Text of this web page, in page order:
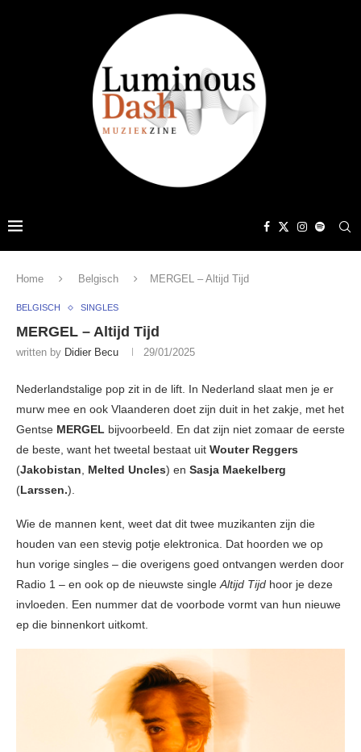
Home Belgisch MERGEL – Altijd Tijd
BELGISCH SINGLES
MERGEL – Altijd Tijd
written by Didier Becu 29/01/2025
Nederlandstalige pop zit in de lift. In Nederland slaat men je er
murw mee en ook Vlaanderen doet zijn duit in het zakje, met het
Gentse MERGEL bijvoorbeeld. En dat zijn niet zomaar de eerste
de beste, want het tweetal bestaat uit Wouter Reggers
(Jakobistan, Melted Uncles) en Sasja Maekelberg
(Larssen.).
Wie de mannen kent, weet dat dit twee muzikanten zijn die
houden van een stevig potje elektronica. Dat hoorden we op
hun vorige singles – die overigens goed ontvangen werden door
Radio 1 – en ook op de nieuwste singleAltijd Tijd hoor je deze
invloeden. Een nummer dat de voorbode vormt van hun nieuwe
ep die binnenkort uitkomt.